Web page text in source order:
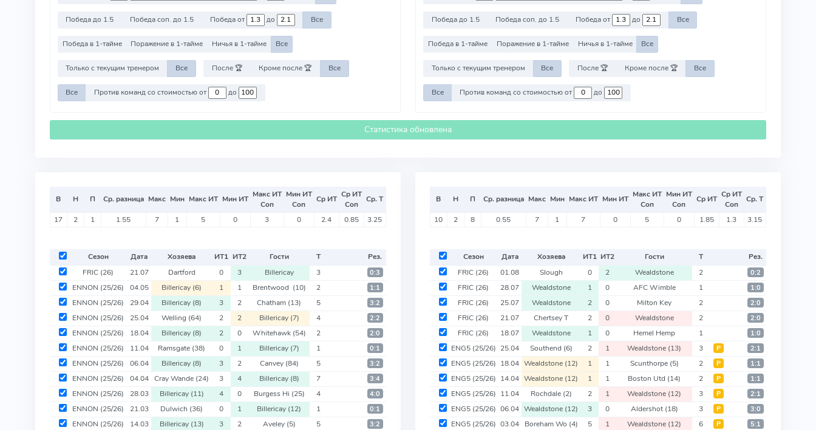
Победа до 1.5 Победа соп. до 1.5 Победа от до Все
Победа в 1-тайме Поражение в 1-тайме Ничья в 1-тайме Все
Только с текущим тренером Все После 🏆 Кроме после 🏆 Все
Все Против команд со стоимостью от до
Победа до 1.5 Победа соп. до 1.5 Победа от до Все
Победа в 1-тайме Поражение в 1-тайме Ничья в 1-тайме Все
Только с текущим тренером Все После 🏆 Кроме после 🏆 Все
Все Против команд со стоимостью от до
Статистика обновлена
В Н П Ср. разница Макс Мин Макс ИТ Мин ИТ Макс ИТ
Соп
Мин ИТ
Соп
Ср ИТ Ср ИТ
Соп
Ср. Т
17 2 1 1.55 7 1 5 0 3 0 2.4 0.85 3.25
Сезон Дата Хозяева ИТ1 ИТ2 Гости Т
Рез.
FRIC (26) 21.07 Dartford 0 3 Billericay 3 0:3
ENNON (25/26) 04.05 Billericay (6) 1 1 Brentwood (10) 2 1:1
ENNON (25/26) 29.04 Billericay (8) 3 2 Chatham (13) 5 3:2
ENNON (25/26) 25.04 Welling (64) 2 2 Billericay (7) 4 2:2
ENNON (25/26) 18.04 Billericay (8) 2 0 Whitehawk (54) 2 2:0
ENNON (25/26) 11.04 Ramsgate (38) 0 1 Billericay (7) 1 0:1
ENNON (25/26) 06.04 Billericay (8) 3 2 Canvey (84) 5 3:2
ENNON (25/26) 04.04 Cray Wande (24) 3 4 Billericay (8) 7 3:4
ENNON (25/26) 28.03 Billericay (11) 4 0 Burgess Hi (25) 4 4:0
ENNON (25/26) 21.03 Dulwich (36) 0 1 Billericay (12) 1 0:1
ENNON (25/26) 14.03 Billericay (13) 3 2 Aveley (5) 5 3:2
В Н П Ср. разница Макс Мин Макс ИТ Мин ИТ Макс ИТ
Соп
Мин ИТ
Соп
Ср ИТ Ср ИТ
Соп
Ср. Т
10 2 8 0.55 7 1 7 0 5 0 1.85 1.3 3.15
Сезон Дата Хозяева ИТ1 ИТ2 Гости Т
Рез.
FRIC (26) 01.08 Slough 0 2 Wealdstone 2 0:2
FRIC (26) 28.07 Wealdstone 1 0 AFC Wimble 1 1:0
FRIC (26) 25.07 Wealdstone 2 0 Milton Key 2 2:0
FRIC (26) 21.07 Chertsey T 2 0 Wealdstone 2 2:0
FRIC (26) 18.07 Wealdstone 1 0 Hemel Hemp 1 1:0
ENG5 (25/26) 25.04 Southend (6) 2 1 Wealdstone (13) 3 Р 2:1
ENG5 (25/26) 18.04 Wealdstone (12) 1 1 Scunthorpe (5) 2 Р 1:1
ENG5 (25/26) 14.04 Wealdstone (12) 1 1 Boston Utd (14) 2 Р 1:1
ENG5 (25/26) 11.04 Rochdale (2) 2 1 Wealdstone (12) 3 Р 2:1
ENG5 (25/26) 06.04 Wealdstone (12) 3 0 Aldershot (18) 3 Р 3:0
ENG5 (25/26) 03.04 Boreham Wo (4) 5 1 Wealdstone (12) 6 Р 5:1